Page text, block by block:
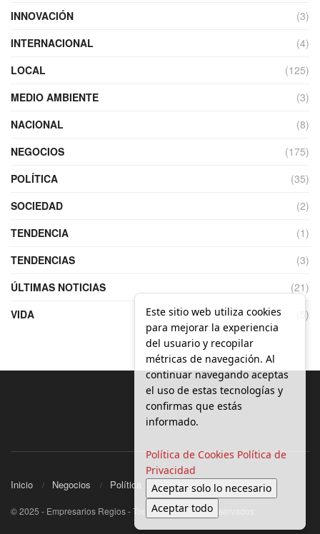
INNOVACIÓN
(3)
INTERNACIONAL
(4)
LOCAL
(125)
MEDIO AMBIENTE
(3)
NACIONAL
(8)
NEGOCIOS
(175)
POLÍTICA
(35)
SOCIEDAD
(2)
TENDENCIA
(1)
TENDENCIAS
(3)
ÚLTIMAS NOTICIAS
(21)
VIDA
(5)
Inicio Negocios Política Local
© 2025 - Empresarios Regios - Todos los derechos reservados.
Este sitio web utiliza cookies
para mejorar la experiencia
del usuario y recopilar
métricas de navegación. Al
continuar navegando aceptas
el uso de estas tecnologías y
confirmas que estás
informado.
Política de Cookies Política de
Privacidad
Aceptar solo lo necesario
Aceptar todo